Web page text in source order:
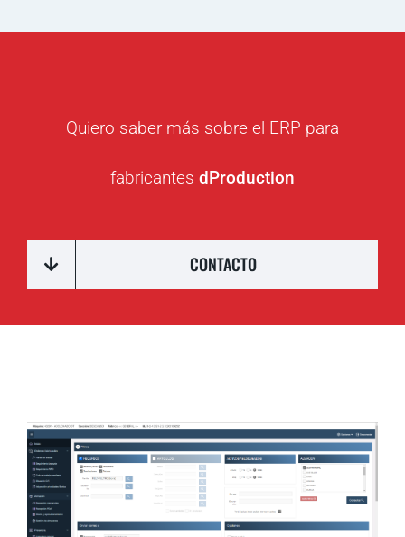
Quiero saber más sobre el ERP para
fabricantes dProduction
CONTACTO